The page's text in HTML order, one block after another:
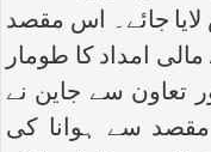
لایا جائے۔ اس مقصد
امداد کا طومار
تعاون سے جاین نے
مقصد سے ہوانا کی